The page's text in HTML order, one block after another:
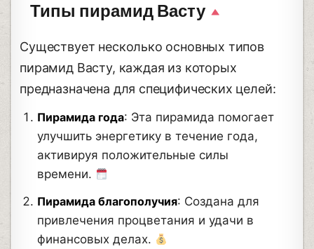
Типы пирамид Васту
Существует несколько основных типов
пирамид Васту, каждая из которых
предназначена для специфических целей:
Пирамида года: Эта пирамида помогает
улучшить энергетику в течение года,
активируя положительные силы
времени.
Пирамида благополучия: Создана для
привлечения процветания и удачи в
финансовых делах.